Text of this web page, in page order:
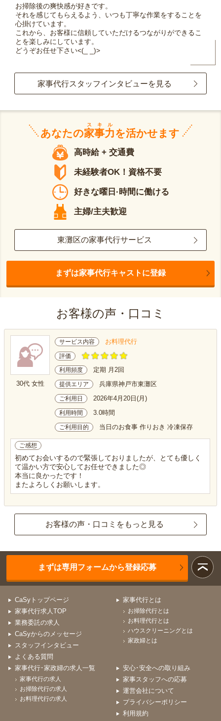
お掃除後の爽快感が好きです。
それを感じてもらえるよう、いつも丁寧な作業をすることを
心掛けています。
これから、お客様に信頼していただけるつながりができるこ
とを楽しみにしています。
どうぞお任せ下さい<(_ _)>
家事代行スタッフインタビューを見る
あなたの家事力
スキル
を活かせます
高時給 + 交通費
未経験者OK！資格不要
好きな曜日·時間に働ける
主婦/主夫歓迎
東灘区の家事代行サービス
まずは家事代行キャストに登録
お客様の声・口コミ
30代 女性
サービス内容 お料理代行
評価
利用頻度 定期 月2回
提供エリア 兵庫県神戸市東灘区
ご利用日 2026年4月20日(月)
利用時間 3.0時間
ご利用目的 当日のお食事 作りおき 冷凍保存
ご感想
初めてお会いするので緊張しておりましたが、とても優しく
て温かい方で安心してお任せできました◎
本当に良かったです！
またよろしくお願いします。
お客様の声・口コミをもっと見る
まずは専用フォームから登録応募
CaSyトップページ
家事代行求人TOP
業務委託の求人
CaSyからのメッセージ
スタッフインタビュー
よくある質問
家事代行とは
お掃除代行とは
お料理代行とは
ハウスクリーニングとは
家政婦とは
家事代行･家政婦の求人一覧
家事代行の求人
お掃除代行の求人
お料理代行の求人
安心･安全への取り組み
家事スタッフへの応募
運営会社について
プライバシーポリシー
利用規約